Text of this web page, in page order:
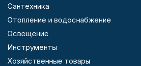
Сантехника
Отопление и водоснабжение
Освещение
Инструменты
Хозяйственные товары